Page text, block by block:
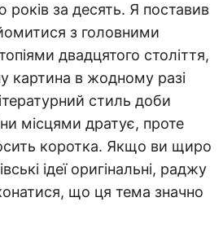
за десять. Я поставив
з головними
двадцятого століття,
картина в жодному разі
стиль доби
місцями дратує, проте
коротка. Якщо ви щиро
ідеї оригінальні, раджу
що ця тема значно